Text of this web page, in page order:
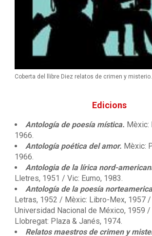
Coberta del llibre Diez relatos de crimen y misterio.
Edicions
Antología de poesía mística. Mèxic:
1966.
Antología poética del amor. Mèxic:
1966.
Antologia de la lírica nord-
Lletres, 1951 / Vic: Eumo, 1983.
Antología de la poesía
Letras, 1952 / Mèxic: Libro-Mex, 1957
Universidad Nacional de México, 1959
Llobregat: Plaza & Janés, 1974.
Relatos maestros de crimen y